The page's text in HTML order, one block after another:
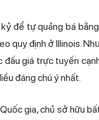
để tự quảng bá
quy định ở Illinois.
giá trực tuyến
đáng chú ý nhất.
gia, chủ sở hữu